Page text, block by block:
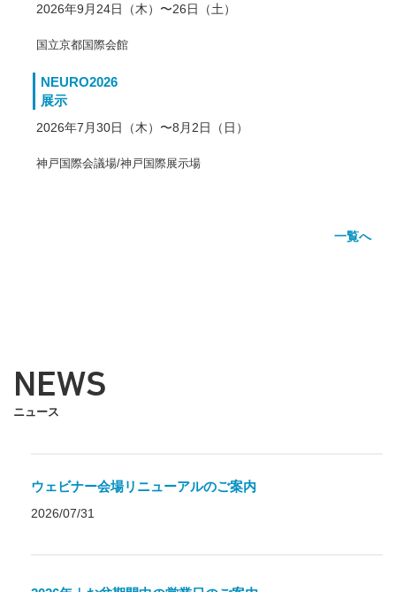
2026年9月24日（木）〜26日（土）
国立京都国際会館
NEURO2026
展示
2026年7月30日（木）〜8月2日（日）
神戸国際会議場/神戸国際展示場
一覧へ
NEWS
ニュース
ウェビナー会場リニューアルのご案内
2026/07/31